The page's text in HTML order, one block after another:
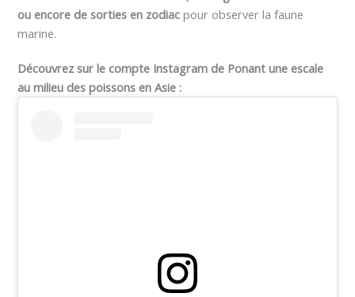
ou encore de sorties en zodiac pour observer la faune
marine.
Découvrez sur le compte Instagram de Ponant une escale
au milieu des poissons en Asie :